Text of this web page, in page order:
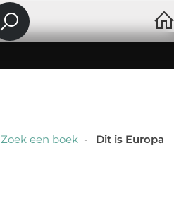
Zoek een boek- Dit is Europa